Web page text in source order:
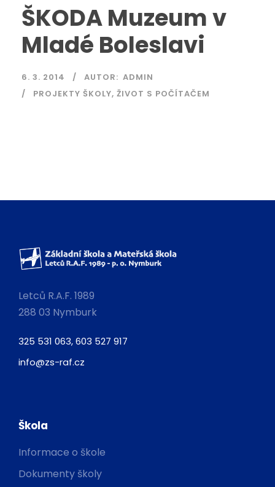
ŠKODA Muzeum v
Mladé Boleslavi
6. 3. 2014 AUTOR: ADMIN
PROJEKTY ŠKOLY, ŽIVOT S POČÍTAČEM
Letců R.A.F. 1989
288 03 Nymburk
325 531 063, 603 527 917
info@zs-raf.cz
Škola
Informace o škole
Dokumenty školy